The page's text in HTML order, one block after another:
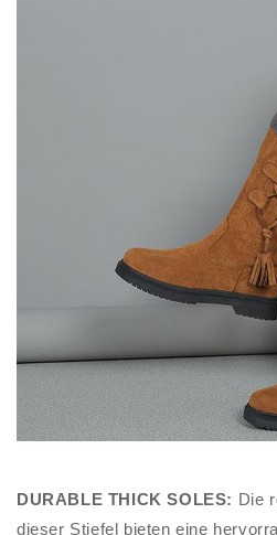
DURABLE THICK SOLES: Die
dieser Stiefel bieten eine